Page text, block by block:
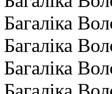
Багаліка
Багаліка
Багаліка